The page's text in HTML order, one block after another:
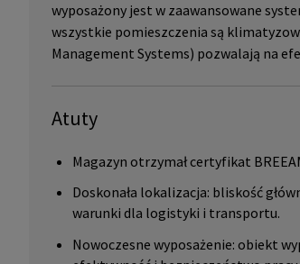
wyposażony jest w zaawansowane
wszystkie pomieszczenia są
Management Systems) pozwalają na
Atuty
Magazyn otrzymał certyfikat
Doskonała lokalizacja: bliskość
warunki dla logistyki i transportu.
Nowoczesne wyposażenie: obiekt